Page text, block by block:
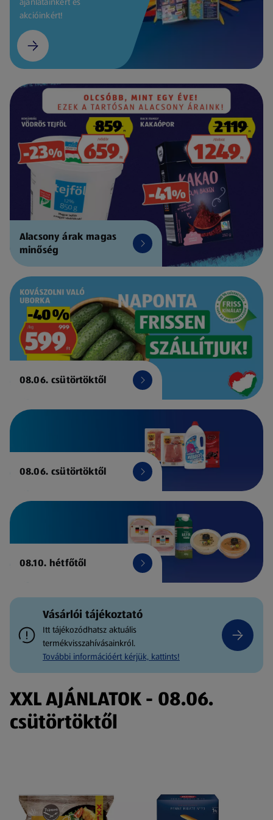
akcióinkért!
Alacsony árak magas
minőség
08.06. csütörtöktől
08.06. csütörtöktől
08.10. hétfőtől
Vásárlói tájékoztató
Itt tájékozódhatsz aktuális
termékvisszahívásainkról.
További információért kérjük, kattints!
XXL AJÁNLATOK - 08.06.
csütörtöktől